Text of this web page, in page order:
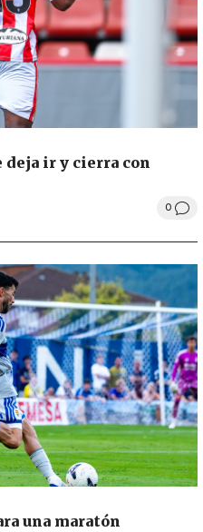
deja ir y cierra con
0
una maratón